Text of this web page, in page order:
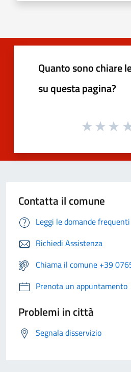
Quanto sono chiare
su questa pagina?
Contatta il comune
Leggi le domande frequenti
Richiedi Assistenza
Chiama il comune +39
Prenota un appuntamento
Problemi in città
Segnala disservizio